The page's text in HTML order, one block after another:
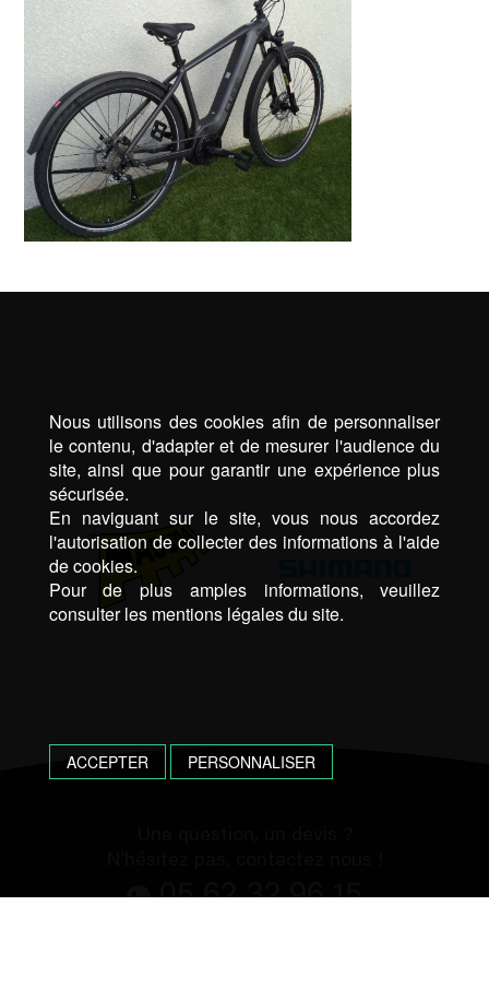
05 62 32 96 15
Nous utilisons des cookies afin de personnaliser
le contenu, d'adapter et de mesurer l'audience du
site, ainsi que pour garantir une expérience plus
sécurisée.
En naviguant sur le site, vous nous accordez
l'autorisation de collecter des informations à l'aide
de cookies.
Pour de plus amples informations, veuillez
consulter les mentions légales du site.
ACCEPTER PERSONNALISER